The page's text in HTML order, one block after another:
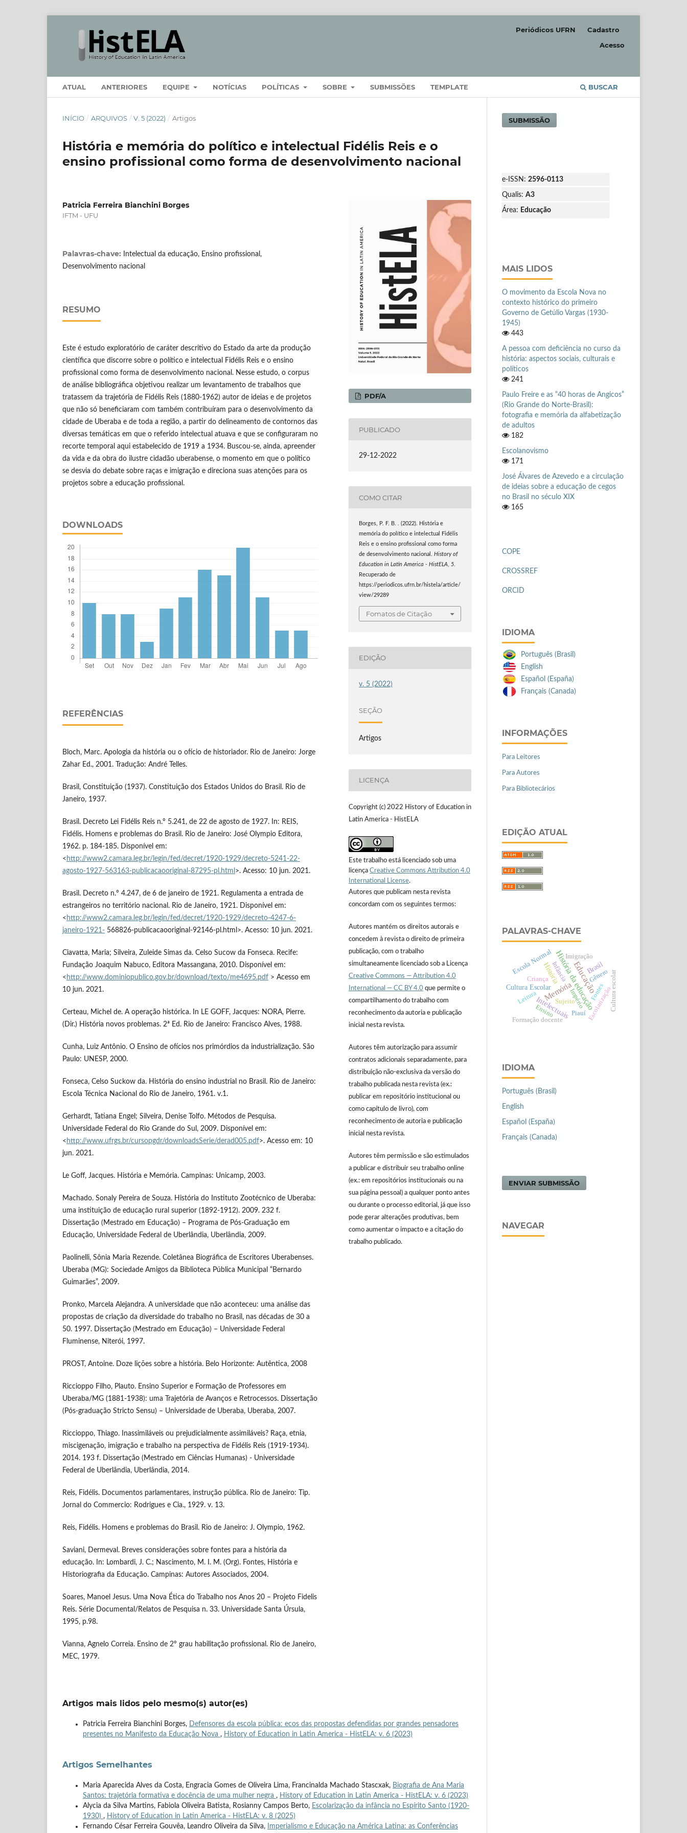
ATUAL ANTERIORES EQUIPE NOTÍCIAS POLÍTICAS SOBRE SUBMISSÕES TEMPLATE BUSCAR
Periódicos UFRN
Cadastro
Acesso
INÍCIO / ARQUIVOS / V. 5 (2022) / Artigos
História e memória do político e intelectual Fidélis Reis e o
ensino profissional como forma de desenvolvimento nacional
Patricia Ferreira Bianchini Borges
IFTM - UFU
Palavras-chave:
Intelectual da educação, Ensino profissional,
Desenvolvimento nacional
RESUMO
Este é estudo exploratório de caráter descritivo do Estado da arte da produção
científica que discorre sobre o político e intelectual Fidélis Reis e o ensino
profissional como forma de desenvolvimento nacional. Nesse estudo, o corpus
de análise bibliográfica objetivou realizar um levantamento de trabalhos que
tratassem da trajetória de Fidélis Reis (1880-1962) autor de ideias e de projetos
que não só beneficiaram com também contribuíram para o desenvolvimento da
cidade de Uberaba e de toda a região, a partir do delineamento de contornos das
diversas temáticas em que o referido intelectual atuava e que se configuraram no
recorte temporal aqui estabelecido de 1919 a 1934. Buscou-se, ainda, apreender
da vida e da obra do ilustre cidadão uberabense, o momento em que o político
se desvia do debate sobre raças e imigração e direciona suas atenções para os
projetos sobre a educação profissional.
DOWNLOADS
REFERÊNCIAS
Bloch, Marc. Apologia da história ou o ofício de historiador. Rio de Janeiro: Jorge
Zahar Ed., 2001. Tradução: André Telles.
Brasil, Constituição (1937). Constituição dos Estados Unidos do Brasil. Rio de
Janeiro, 1937.
Brasil. Decreto Lei Fidélis Reis n.º 5.241, de 22 de agosto de 1927. In: REIS,
Fidélis. Homens e problemas do Brasil. Rio de Janeiro: José Olympio Editora,
1962. p. 184-185. Disponível em:
< http://www2.camara.leg.br/legin/fed/decret/1920-1929/decreto-5241-22-
agosto-1927-563163-publicacaooriginal-87295-pl.html >. Acesso: 10 jun. 2021.
Brasil. Decreto n.º 4.247, de 6 de janeiro de 1921. Regulamenta a entrada de
estrangeiros no território nacional. Rio de Janeiro, 1921. Disponível em:
< http://www2.camara.leg.br/legin/fed/decret/1920-1929/decreto-4247-6-
janeiro-1921- 568826-publicacaooriginal-92146-pl.html>. Acesso: 10 jun. 2021.
Ciavatta, Maria; Silveira, Zuleide Simas da. Celso Sucow da Fonseca. Recife:
Fundação Joaquim Nabuco, Editora Massangana, 2010. Disponível em:
< http://www.dominiopublico.gov.br/download/texto/me4695.pdf > Acesso em
10 jun. 2021.
Certeau, Michel de. A operação histórica. In LE GOFF, Jacques: NORA, Pierre.
(Dir.) História novos problemas. 2ª Ed. Rio de Janeiro: Francisco Alves, 1988.
Cunha, Luiz Antônio. O Ensino de ofícios nos primórdios da industrialização. São
Paulo: UNESP, 2000.
Fonseca, Celso Suckow da. História do ensino industrial no Brasil. Rio de Janeiro:
Escola Técnica Nacional do Rio de Janeiro, 1961. v.1.
Gerhardt, Tatiana Engel; Silveira, Denise Tolfo. Métodos de Pesquisa.
Universidade Federal do Rio Grande do Sul, 2009. Disponível em:
< http://www.ufrgs.br/cursopgdr/downloadsSerie/derad005.pdf>. Acesso em: 10
jun. 2021.
Le Goff, Jacques. História e Memória. Campinas: Unicamp, 2003.
Machado. Sonaly Pereira de Souza. História do Instituto Zootécnico de Uberaba:
uma instituição de educação rural superior (1892-1912). 2009. 232 f.
Dissertação (Mestrado em Educação) – Programa de Pós-Graduação em
Educação, Universidade Federal de Uberlândia, Uberlândia, 2009.
Paolinelli, Sônia Maria Rezende. Coletânea Biográfica de Escritores Uberabenses.
Uberaba (MG): Sociedade Amigos da Biblioteca Pública Municipal “Bernardo
Guimarães”, 2009.
Pronko, Marcela Alejandra. A universidade que não aconteceu: uma análise das
propostas de criação da diversidade do trabalho no Brasil, nas décadas de 30 a
50. 1997. Dissertação (Mestrado em Educação) – Universidade Federal
Fluminense, Niterói, 1997.
PROST, Antoine. Doze lições sobre a história. Belo Horizonte: Autêntica, 2008
Riccioppo Filho, Plauto. Ensino Superior e Formação de Professores em
Uberaba/MG (1881-1938): uma Trajetória de Avanços e Retrocessos. Dissertação
(Pós-graduação Stricto Sensu) – Universidade de Uberaba, Uberaba, 2007.
Riccioppo, Thiago. Inassimiláveis ou prejudicialmente assimiláveis? Raça, etnia,
miscigenação, imigração e trabalho na perspectiva de Fidélis Reis (1919-1934).
2014. 193 f. Dissertação (Mestrado em Ciências Humanas) - Universidade
Federal de Uberlândia, Uberlândia, 2014.
Reis, Fidélis. Documentos parlamentares, instrução pública. Rio de Janeiro: Tip.
Jornal do Commercio: Rodrigues e Cia., 1929. v. 13.
Reis, Fidélis. Homens e problemas do Brasil. Rio de Janeiro: J. Olympio, 1962.
Saviani, Dermeval. Breves considerações sobre fontes para a história da
educação. In: Lombardi, J. C.; Nascimento, M. I. M. (Org). Fontes, História e
Historiografia da Educação. Campinas: Autores Associados, 2004.
Soares, Manoel Jesus. Uma Nova Ética do Trabalho nos Anos 20 – Projeto Fidelis
Reis. Série Documental/Relatos de Pesquisa n. 33. Universidade Santa Úrsula,
1995, p.98.
Vianna, Agnelo Correia. Ensino de 2º grau habilitação profissional. Rio de Janeiro,
MEC, 1979.
PDF/A
PUBLICADO
29-12-2022
COMO CITAR
Borges, P. F. B. . (2022). História e
memória do político e intelectual Fidélis
Reis e o ensino profissional como forma
de desenvolvimento nacional.History of
Education in Latin America - HistELA,5.
Recuperado de
https://periodicos.ufrn.br/histela/article/
view/29289
Fomatos de Citação
EDIÇÃO
v. 5 (2022)
SEÇÃO
Artigos
LICENÇA
Copyright (c) 2022 History of Education in
Latin America - HistELA
Este trabalho está licenciado sob uma
licença Creative Commons Attribution 4.0
International License.
Autores que publicam nesta revista
concordam com os seguintes termos:
Autores mantém os direitos autorais e
concedem à revista o direito de primeira
publicação, com o trabalho
simultaneamente licenciado sob a Licença
Creative Commons — Attribution 4.0
International — CC BY 4.0 que permite o
compartilhamento do trabalho com
reconhecimento da autoria e publicação
inicial nesta revista.
Autores têm autorização para assumir
contratos adicionais separadamente, para
distribuição não-exclusiva da versão do
trabalho publicada nesta revista (ex.:
publicar em repositório institucional ou
como capítulo de livro), com
reconhecimento de autoria e publicação
inicial nesta revista.
Autores têm permissão e são estimulados
a publicar e distribuir seu trabalho online
(ex.: em repositórios institucionais ou na
sua página pessoal) a qualquer ponto antes
ou durante o processo editorial, já que isso
pode gerar alterações produtivas, bem
como aumentar o impacto e a citação do
trabalho publicado.
Artigos mais lidos pelo mesmo(s) autor(es)
Patricia Ferreira Bianchini Borges, Defensores da escola pública: ecos das propostas defendidas por grandes pensadores
presentes no Manifesto da Educação Nova , History of Education in Latin America - HistELA: v. 6 (2023)
Artigos Semelhantes
Maria Aparecida Alves da Costa, Engracia Gomes de Oliveira Lima, Francinalda Machado Stascxak, Biografia de Ana Maria
Santos: trajetória formativa e docência de uma mulher negra , History of Education in Latin America - HistELA: v. 6 (2023)
Alycia da Silva Martins, Fabiola Oliveira Batista, Rosianny Campos Berto, Escolarização da infância no Espírito Santo (1920-
1930) , History of Education in Latin America - HistELA: v. 8 (2025)
Fernando César Ferreira Gouvêa, Leandro Oliveira da Silva,
Imperialismo e Educação na América Latina: as Conferências
SUBMISSÃO
e-ISSN: 2596-0113
Qualis: A3
Área: Educação
MAIS LIDOS
O movimento da Escola Nova no
contexto histórico do primeiro
Governo de Getúlio Vargas (1930-
1945)
443
A pessoa com deficiência no curso da
história: aspectos sociais, culturais e
políticos
241
Paulo Freire e as “40 horas de Angicos”
(Rio Grande do Norte-Brasil):
fotografia e memória da alfabetização
de adultos
182
Escolanovismo
171
José Álvares de Azevedo e a circulação
de ideias sobre a educação de cegos
no Brasil no século XIX
165
COPE
CROSSREF
ORCID
IDIOMA
Português (Brasil)
English
Español (España)
Français (Canada)
INFORMAÇÕES
Para Leitores
Para Autores
Para Bibliotecários
EDIÇÃO ATUAL
PALAVRAS-CHAVE
Educação
História da educação
Memória
Intelectuais
História Brasil
Cultura Escolar
Escola Normal
Império
Gênero
EscolarizaçãoCultura escolar
Formação docente
Leitura Sujeito Fontes
Piauí
Ensino
Imigração
Criança Infância
IDIOMA
Português (Brasil)
English
Español (España)
Français (Canada)
ENVIAR SUBMISSÃO
NAVEGAR